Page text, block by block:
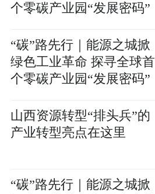
个零碳产业园“发展密码”
“碳”路先行｜能源之城掀
绿色工业革命 探寻全球首
个零碳产业园“发展密码”
山西资源转型“排头兵”的
产业转型亮点在这里
“碳”路先行｜能源之城掀